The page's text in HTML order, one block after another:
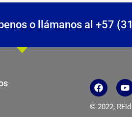
o llámanos al +57
F
a
e
Y
o
t
© 2022, RFid